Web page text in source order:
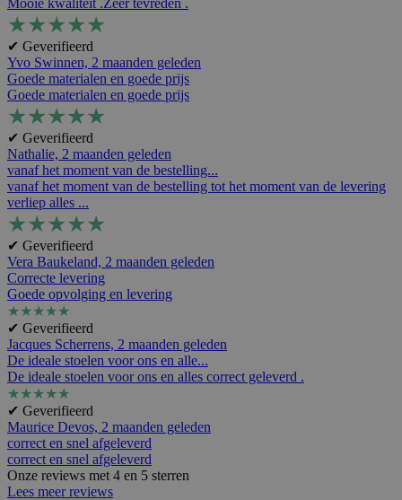
★★★★★
✔ Geverifieerd
Yvo Swinnen, 2 maanden geleden
Goede materialen en goede prijs
Goede materialen en goede prijs
★★★★★
✔ Geverifieerd
Nathalie, 2 maanden geleden
vanaf het moment van de bestelling...
vanaf het moment van de bestelling tot het moment van de levering
verliep alles ...
★★★★★
✔ Geverifieerd
Vera Baukeland, 2 maanden geleden
Correcte levering
Goede opvolging en levering
★★★★★
✔ Geverifieerd
Jacques Scherrens, 2 maanden geleden
De ideale stoelen voor ons en alle...
De ideale stoelen voor ons en alles correct geleverd .
★★★★★
✔ Geverifieerd
Maurice Devos, 2 maanden geleden
correct en snel afgeleverd
correct en snel afgeleverd
Onze reviews met 4 en 5 sterren
Lees meer reviews